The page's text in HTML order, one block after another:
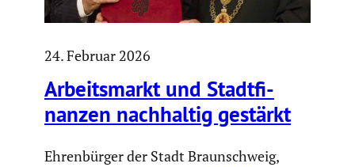
24. Februar 2026
Arbeits­markt und Stadt­fi­
nanzen nachhaltig gestärkt
Ehrenbürger der Stadt Braunschweig,